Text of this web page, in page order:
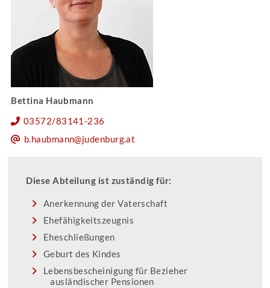
Bettina Haubmann
03572/83141-236
b.haubmann@judenburg.at
Diese Abteilung ist zuständig für:
Anerkennung der Vaterschaft
Ehefähigkeitszeugnis
Eheschließungen
Geburt des Kindes
Lebensbescheinigung für Bezieher
ausländischer Pensionen